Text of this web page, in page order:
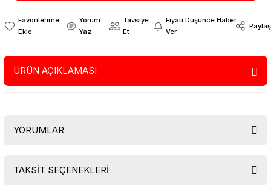
Yorum
Yaz
Tavsiye
Et
Fiyatı Düşünce Haber
Ver
Paylaş
ÜRÜN AÇIKLAMASI
YORUMLAR
TAKSİT SEÇENEKLERİ